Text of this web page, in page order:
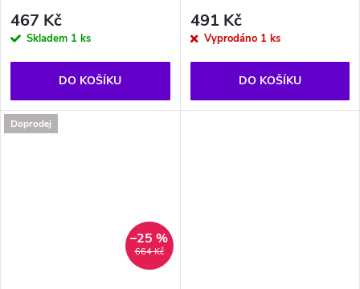
467 Kč
Skladem 1 ks
DO KOŠÍKU
491 Kč
Vyprodáno 1 ks
DO KOŠÍKU
Doprodej
664 Kč
–25 %